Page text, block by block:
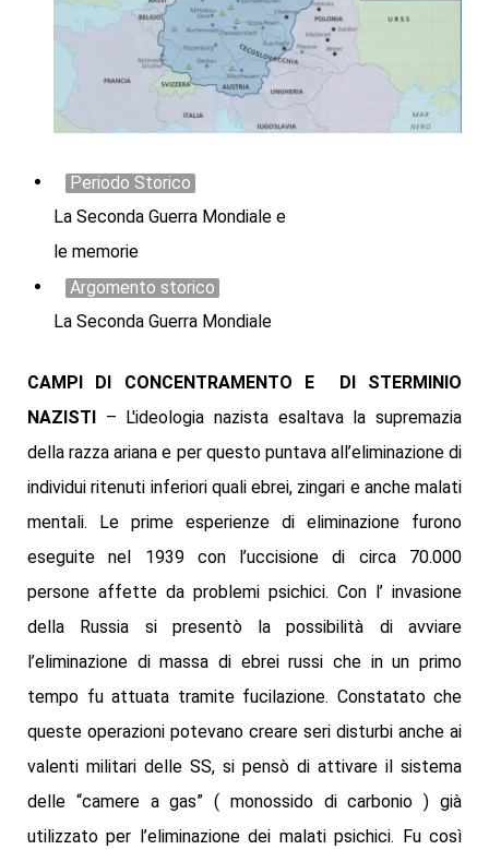
Periodo Storico
La Seconda Guerra Mondiale e
le memorie
Argomento storico
La Seconda Guerra Mondiale
CAMPI DI CONCENTRAMENTO E DI STERMINIO
NAZISTI – L'ideologia nazista esaltava la supremazia
della razza ariana e per questo puntava all’eliminazione di
individui ritenuti inferiori quali ebrei, zingari e anche malati
mentali. Le prime esperienze di eliminazione furono
eseguite nel 1939 con l’uccisione di circa 70.000
persone affette da problemi psichici. Con l’ invasione
della Russia si presentò la possibilità di avviare
l’eliminazione di massa di ebrei russi che in un primo
tempo fu attuata tramite fucilazione. Constatato che
queste operazioni potevano creare seri disturbi anche ai
valenti militari delle SS, si pensò di attivare il sistema
delle “camere a gas” ( monossido di carbonio ) già
utilizzato per l’eliminazione dei malati psichici. Fu così